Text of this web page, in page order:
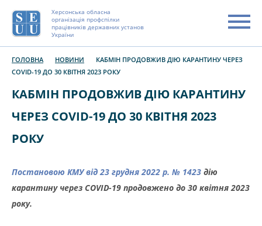
Херсонська обласна
організація профспілки
працівників державних установ
України
ГОЛОВНА НОВИНИ
КАБМІН ПРОДОВЖИВ ДІЮ КАРАНТИНУ ЧЕРЕЗ
COVID-19 ДО 30 КВІТНЯ 2023 РОКУ
КАБМІН ПРОДОВЖИВ ДІЮ КАРАНТИНУ
ЧЕРЕЗ COVID-19 ДО 30 КВІТНЯ 2023
РОКУ
Постановою КМУ від 23 грудня 2022 р. № 1423 дію
карантину через COVID-19 продовжено до 30 квітня 2023
року.